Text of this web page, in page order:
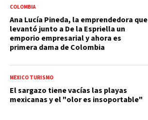
COLOMBIA
Ana Lucía Pineda, la emprendedora que
levantó junto a De la Espriella un
emporio empresarial y ahora es
primera dama de Colombia
MÉXICO TURISMO
El sargazo tiene vacías las playas
mexicanas y el "olor es insoportable"